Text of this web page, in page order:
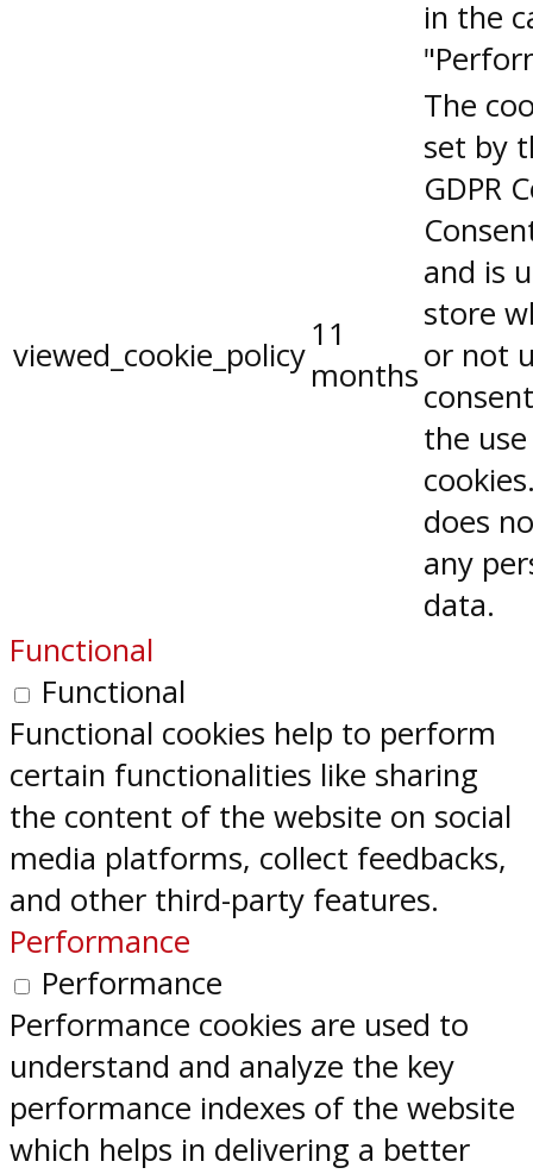
in the
viewed_cookie_policy
11
months
The
set by
GDPR
and is
store
or not
the
does
any
data.
Functional
Functional
Functional cookies help to perform
certain functionalities like sharing
the content of the website on social
media platforms, collect feedbacks,
and other third-party features.
Performance
Performance
Performance cookies are used to
understand and analyze the key
performance indexes of the website
which helps in delivering a better